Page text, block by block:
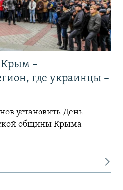
–
где украинцы –
установить День
общины Крыма